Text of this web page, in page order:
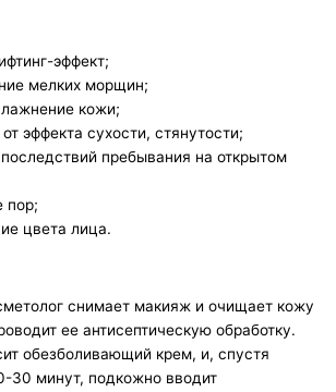
эффект;
мелких морщин;
кожи;
эффекта сухости, стянутости;
пребывания на открытом
пор;
цвета лица.
снимает макияж и очищает кожу
ее антисептическую обработку.
обезболивающий крем, и, спустя
30 минут, подкожно вводит